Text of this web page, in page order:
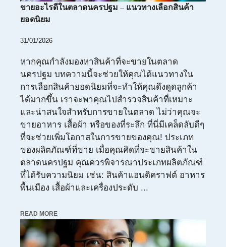
ขายอะไรดีในตลาดนครปฐม – แนวทางเลือกสินค้า
ยอดนิยม
31/01/2026
หากคุณกำลังมองหาสินค้าที่จะขายในตลาด
นครปฐม บทความนี้จะช่วยให้คุณได้แนวทางใน
การเลือกสินค้ายอดนิยมที่จะทำให้คุณดึงดูดลูกค้า
ได้มากขึ้น เราจะพาคุณไปสำรวจสินค้าที่เหมาะ
และน่าสนใจสำหรับการขายในตลาด ไม่ว่าคุณจะ
ขายอาหาร เสื้อผ้า หรือของที่ระลึก ที่นี่มีเคล็ดลับดีๆ
ที่จะช่วยเพิ่มโอกาสในการขายของคุณ! ประเภท
ของผลิตภัณฑ์ที่ขาย เมื่อคุณคิดที่จะขายสินค้าใน
ตลาดนครปฐม คุณควรพิจารณาประเภทผลิตภัณฑ์
ที่ได้รับความนิยม เช่น: สินค้าแฮนดิคราฟต์ อาหาร
พื้นเมือง เสื้อผ้าและเครื่องประดับ ...
READ MORE